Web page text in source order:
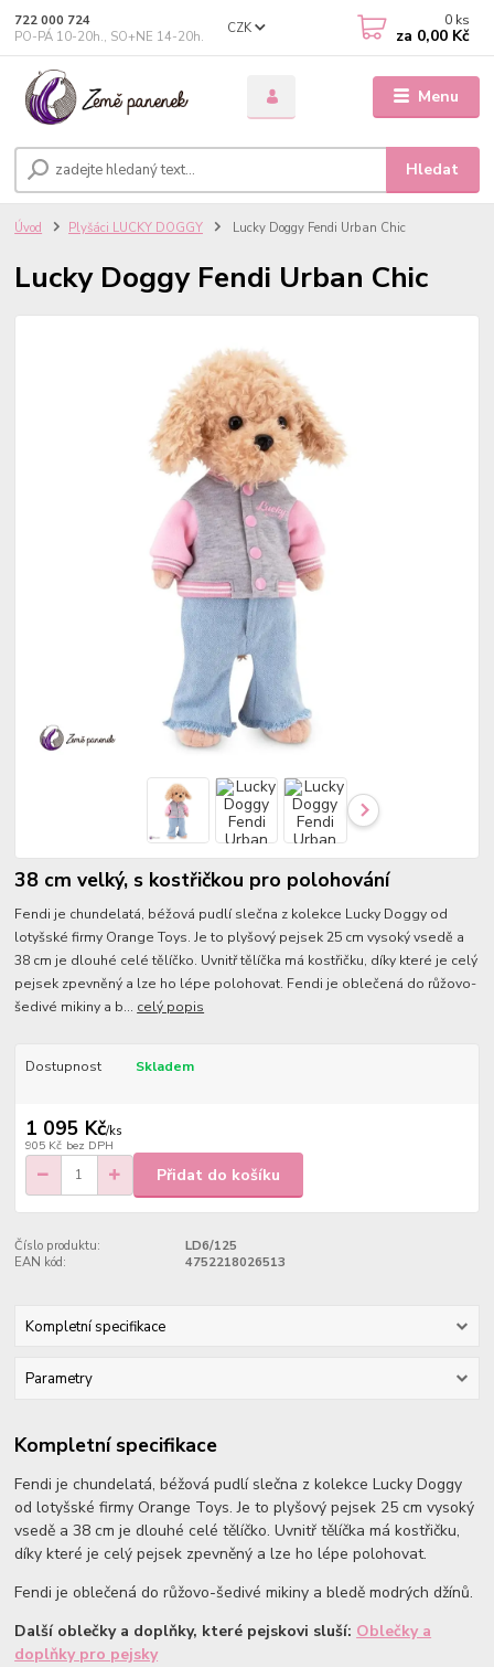
Menu
CZK
Hledat
722 000 724
PO-PÁ 10-20h., SO+NE 14-20h.
0 ks
za 0,00 Kč
Úvod Plyšáci LUCKY DOGGY Lucky Doggy Fendi Urban Chic
Lucky Doggy Fendi Urban Chic
38 cm velký, s kostřičkou pro polohování
Fendi je chundelatá, béžová pudlí slečna z kolekce Lucky Doggy od
lotyšské firmy Orange Toys. Je to plyšový pejsek 25 cm vysoký vsedě a
38 cm je dlouhé celé tělíčko. Uvnitř tělíčka má kostřičku, díky které je celý
pejsek zpevněný a lze ho lépe polohovat. Fendi je oblečená do růžovo-
šedivé mikiny a b... celý popis
Dostupnost Skladem
1 095 Kč/ks
905 Kč bez DPH
Přidat do košíku
Číslo produktu:
LD6/125
EAN kód:
4752218026513
Kompletní specifikace
Parametry
Kompletní specifikace
Fendi je chundelatá, béžová pudlí slečna z kolekce Lucky Doggy
od lotyšské firmy Orange Toys. Je to plyšový pejsek 25 cm vysoký
vsedě a 38 cm je dlouhé celé tělíčko. Uvnitř tělíčka má kostřičku,
díky které je celý pejsek zpevněný a lze ho lépe polohovat.
Fendi je oblečená do růžovo-šedivé mikiny a bledě modrých džínů.
Další oblečky a doplňky, které pejskovi sluší: Oblečky a
doplňky pro pejsky